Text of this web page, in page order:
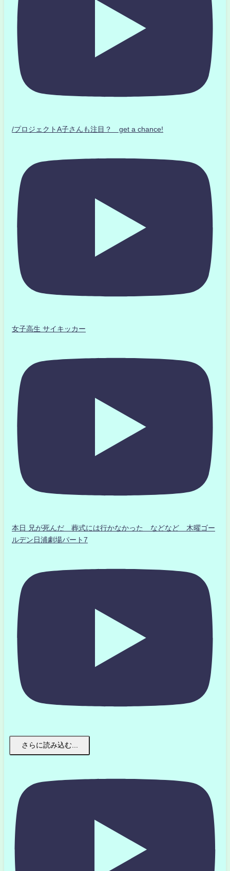
/プロジェクトA子さんも注目？ get a chance!
女子高生 サイキッカー
本日 兄が死んだ 葬式には行かなかった などなど 木曜ゴー
ルデン日浦劇場パート7
さらに読み込む...